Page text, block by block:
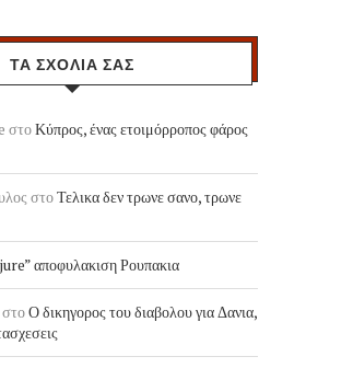
ΤΑ ΣΧΟΛΙΑ ΣΑΣ
στοΚύπρος, ένας ετοιμόρροπος φάρος
στοΤελικα δεν τρωνε σανο, τρωνε
αποφυλακιση Ρουπακια
στοΟ δικηγορος του διαβολου για Δανια,